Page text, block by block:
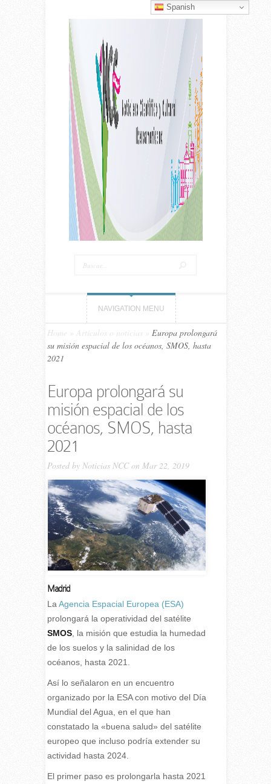
NAVIGATION MENU
Home Artículos o noticias
Europa prolongará
su misión espacial de los océanos, SMOS, hasta
2021
Europa prolongará su
misión espacial de los
océanos, SMOS, hasta
2021
Posted by Noticias NCCon Mar 22, 2019
Madrid
L a Agencia Espacial Europea (ESA)
prolongará la operatividad del satélite
SMOS, la misión que estudia la humedad
de los suelos y la salinidad de los
océanos, hasta 2021.
Así lo señalaron en un encuentro
organizado por la ESA con motivo del Día
Mundial del Agua, en el que han
constatado la «buena salud» del satélite
europeo que incluso podría extender su
actividad hasta 2024.
El primer paso es prolongarla hasta 2021
Spanish